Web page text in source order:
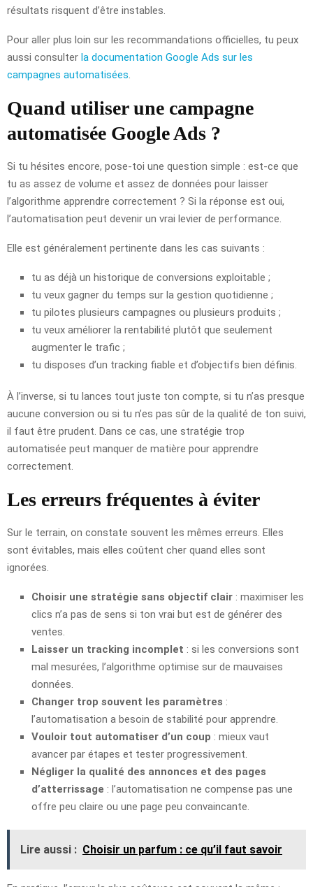
résultats risquent d’être instables.
Pour aller plus loin sur les recommandations officielles, tu peux
aussi consulter la documentation Google Ads sur les
campagnes automatisées
Quand utiliser une campagne
automatisée Google Ads ?
Si tu hésites encore, pose-toi une question simple : est-ce que
tu as assez de volume et assez de données pour laisser
l’algorithme apprendre correctement ? Si la réponse est oui,
l’automatisation peut devenir un vrai levier de performance.
Elle est généralement pertinente dans les cas suivants :
tu as déjà un historique de conversions exploitable ;
tu veux gagner du temps sur la gestion quotidienne ;
tu pilotes plusieurs campagnes ou plusieurs produits ;
tu veux améliorer la rentabilité plutôt que seulement
augmenter le trafic ;
tu disposes d’un tracking fiable et d’objectifs bien définis.
À l’inverse, si tu lances tout juste ton compte, si tu n’as presque
aucune conversion ou si tu n’es pas sûr de la qualité de ton suivi,
il faut être prudent. Dans ce cas, une stratégie trop
automatisée peut manquer de matière pour apprendre
correctement.
Les erreurs fréquentes à éviter
Sur le terrain, on constate souvent les mêmes erreurs. Elles
sont évitables, mais elles coûtent cher quand elles sont
ignorées.
Choisir une stratégie sans objectif clair : maximiser les
clics n’a pas de sens si ton vrai but est de générer des
ventes.
Laisser un tracking incomplet : si les conversions sont
mal mesurées, l’algorithme optimise sur de mauvaises
données.
Changer trop souvent les paramètres :
l’automatisation a besoin de stabilité pour apprendre.
Vouloir tout automatiser d’un coup : mieux vaut
avancer par étapes et tester progressivement.
Négliger la qualité des annonces et des pages
d’atterrissage : l’automatisation ne compense pas une
offre peu claire ou une page peu convaincante.
Lire aussi : Choisir un parfum : ce qu’il faut savoir